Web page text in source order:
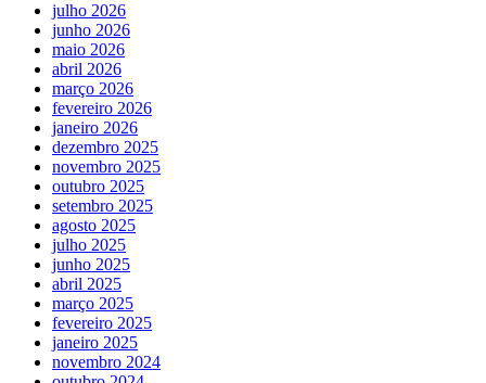
julho 2026
junho 2026
maio 2026
abril 2026
março 2026
fevereiro 2026
janeiro 2026
dezembro 2025
novembro 2025
outubro 2025
setembro 2025
agosto 2025
julho 2025
junho 2025
abril 2025
março 2025
fevereiro 2025
janeiro 2025
novembro 2024